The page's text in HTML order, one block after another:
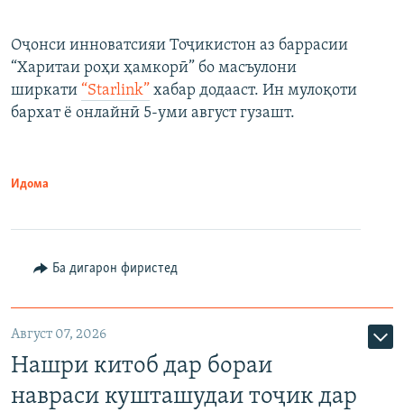
Оҷонси инноватсияи Тоҷикистон аз баррасии
“Харитаи роҳи ҳамкорӣ” бо масъулони
ширкати “Starlink” хабар додааст. Ин мулоқоти
бархат ё онлайнӣ 5-уми август гузашт.
Идома
Ба дигарон фиристед
Август 07, 2026
Нашри китоб дар бораи
навраси кушташудаи тоҷик дар